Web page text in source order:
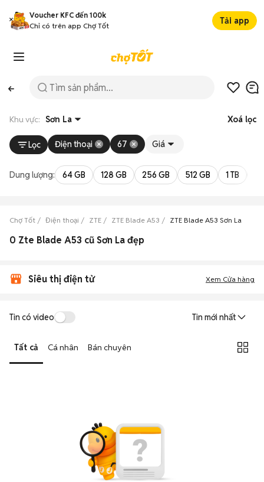
Voucher KFC đến 100k
Chỉ có trên app Chợ Tốt
Tải app
Khu vực: Sơn La Xoá lọc
Lọc Điện thoại 67 Giá
Dung lượng: 64 GB 128 GB 256 GB 512 GB 1 TB
Chợ Tốt Điện thoại ZTE ZTE Blade A53 ZTE Blade A53 Sơn La
0 Zte Blade A53 cũ Sơn La đẹp
Siêu thị điện tử Xem Cửa hàng
Tin có video Tin mới nhất
Tất cả Cá nhân Bán chuyên